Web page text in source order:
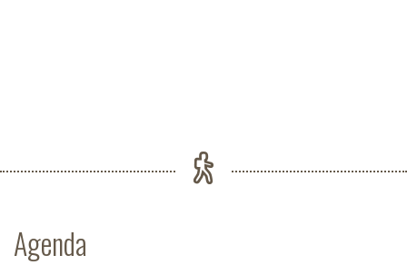
Agenda